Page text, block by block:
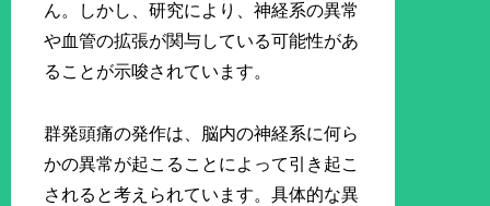
ん。しかし、研究により、神経系の異常
や血管の拡張が関与している可能性があ
ることが示唆されています。
群発頭痛の発作は、脳内の神経系に何ら
かの異常が起こることによって引き起こ
されると考えられています。具体的な異